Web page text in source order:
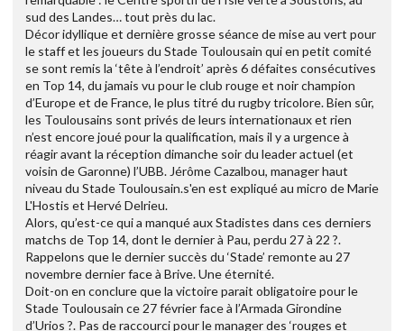
sud des Landes… tout près du lac.
Décor idyllique et dernière grosse séance de mise au vert pour
le staff et les joueurs du Stade Toulousain qui en petit comité
se sont remis la ‘tête à l’endroit’ après 6 défaites consécutives
en Top 14, du jamais vu pour le club rouge et noir champion
d’Europe et de France, le plus titré du rugby tricolore. Bien sûr,
les Toulousains sont privés de leurs internationaux et rien
n’est encore joué pour la qualification, mais il y a urgence à
réagir avant la réception dimanche soir du leader actuel (et
voisin de Garonne) l’UBB. Jérôme Cazalbou, manager haut
niveau du Stade Toulousain.s'en est expliqué au micro de Marie
L'Hostis et Hervé Delrieu.
Alors, qu’est-ce qui a manqué aux Stadistes dans ces derniers
matchs de Top 14, dont le dernier à Pau, perdu 27 à 22 ?.
Rappelons que le dernier succès du ‘Stade’ remonte au 27
novembre dernier face à Brive. Une éternité.
Doit-on en conclure que la victoire parait obligatoire pour le
Stade Toulousain ce 27 février face à l’Armada Girondine
d’Urios ?. Pas de raccourci pour le manager des ‘rouges et